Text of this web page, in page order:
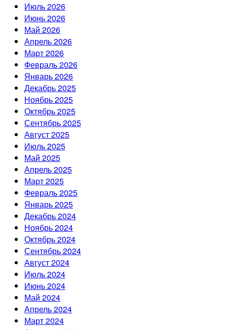
Июль 2026
Июнь 2026
Май 2026
Апрель 2026
Март 2026
Февраль 2026
Январь 2026
Декабрь 2025
Ноябрь 2025
Октябрь 2025
Сентябрь 2025
Август 2025
Июль 2025
Май 2025
Апрель 2025
Март 2025
Февраль 2025
Январь 2025
Декабрь 2024
Ноябрь 2024
Октябрь 2024
Сентябрь 2024
Август 2024
Июль 2024
Июнь 2024
Май 2024
Апрель 2024
Март 2024